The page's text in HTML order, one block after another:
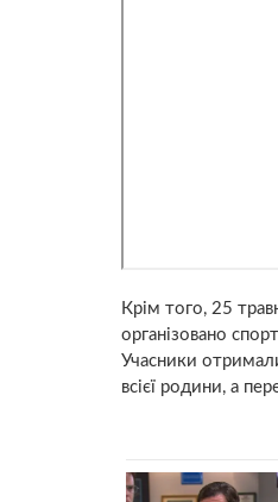
Крім того, 25
організовано
Учасники
всієї родини, а